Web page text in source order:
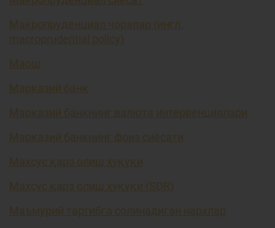
Макропруденциал чоралар (ингл.
macroprudential policy)
Маош
Марказий банк
Марказий банкнинг валюта интервенциялари
Марказий банкнинг фоиз сиёсати
Махсус қарз олиш ҳуқуқи
Махсус қарз олиш ҳуқуқи (SDR)
Маъмурий тартибга солинадиган нархлар